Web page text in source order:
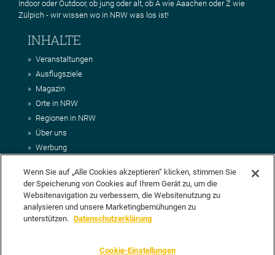
Indoor oder Outdoor, ob jung oder alt, ob A wie Aaachen oder Z wie
Zülpich - wir wissen wo in NRW was los ist!
INHALTE
Veranstaltungen
Ausflugsziele
Magazin
Orte in NRW
Regionen in NRW
Über uns
Werbung
Impressum
AGB
Datenschutz
DEIN VORSCHLAG FÜR NRWHITS
vorschlagen? Klasse, dann nutze doch einfach
Wenn Sie auf „Alle Cookies akzeptieren“ klicken, stimmen Sie
der Speicherung von Cookies auf Ihrem Gerät zu, um die
Websitenavigation zu verbessern, die Websitenutzung zu
analysieren und unsere Marketingbemühungen zu
unterstützen. Datenschutzerklärung
Cookie-Einstellungen